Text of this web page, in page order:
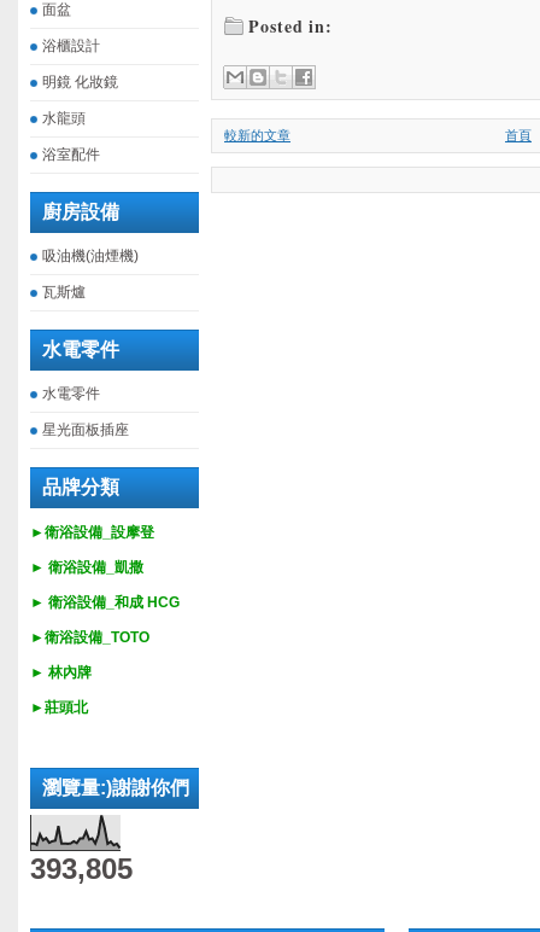
面盆
浴櫃設計
明鏡 化妝鏡
水龍頭
浴室配件
廚房設備
吸油機(油煙機)
瓦斯爐
水電零件
水電零件
星光面板插座
品牌分類
►衛浴設備_設摩登
► 衛浴設備_ 凱撒
► 衛浴設備_ 和成 HCG
►衛浴設備_ TOTO
► 林內牌
►莊頭北
瀏覽量:)謝謝你們
393,805
Posted in:
較新的文章 首頁